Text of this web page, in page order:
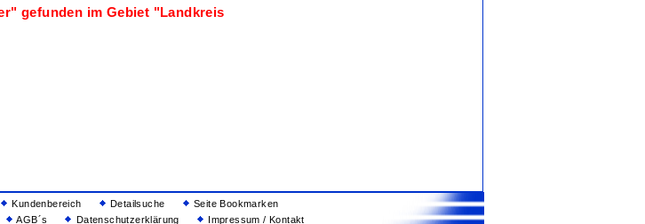
gefunden im Gebiet "Landkreis
Kundenbereich Detailsuche
Seite Bookmarken
AGB´s Datenschutzerklärung Impressum / Kontakt